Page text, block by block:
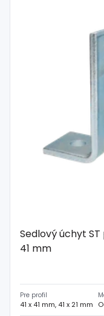
Sedlový úchyt ST
41 mm
Pre profil
41 x 41 mm, 41 x 21 mm